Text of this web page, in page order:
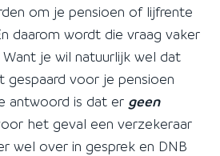
om je pensioen of lijfrente
daarom wordt die vraag vaker
je wil natuurlijk wel dat
voor je pensioen
antwoord is dat er geen
het geval een verzekeraar
wel over in gesprek en DNB